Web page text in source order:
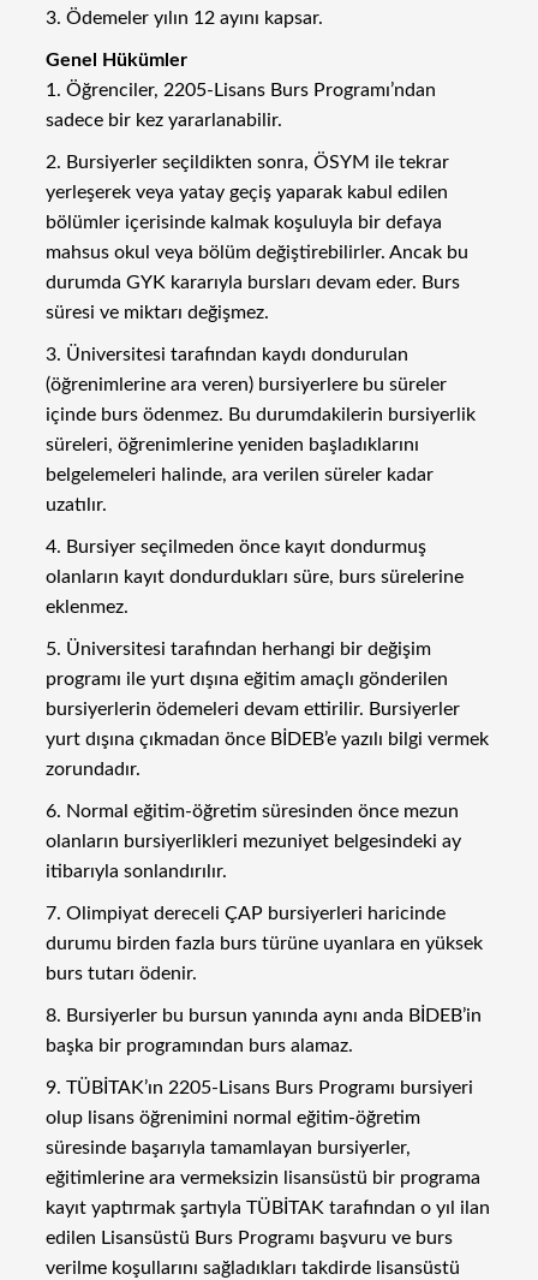
3. Ödemeler yılın 12 ayını kapsar.
Genel Hükümler
1. Öğrenciler, 2205-Lisans Burs Programı’ndan
sadece bir kez yararlanabilir.
2. Bursiyerler seçildikten sonra, ÖSYM ile tekrar
yerleşerek veya yatay geçiş yaparak kabul edilen
bölümler içerisinde kalmak koşuluyla bir defaya
mahsus okul veya bölüm değiştirebilirler. Ancak bu
durumda GYK kararıyla bursları devam eder. Burs
süresi ve miktarı değişmez.
3. Üniversitesi tarafından kaydı dondurulan
(öğrenimlerine ara veren) bursiyerlere bu süreler
içinde burs ödenmez. Bu durumdakilerin bursiyerlik
süreleri, öğrenimlerine yeniden başladıklarını
belgelemeleri halinde, ara verilen süreler kadar
uzatılır.
4. Bursiyer seçilmeden önce kayıt dondurmuş
olanların kayıt dondurdukları süre, burs sürelerine
eklenmez.
5. Üniversitesi tarafından herhangi bir değişim
programı ile yurt dışına eğitim amaçlı gönderilen
bursiyerlerin ödemeleri devam ettirilir. Bursiyerler
yurt dışına çıkmadan önce BİDEB’e yazılı bilgi vermek
zorundadır.
6. Normal eğitim-öğretim süresinden önce mezun
olanların bursiyerlikleri mezuniyet belgesindeki ay
itibarıyla sonlandırılır.
7. Olimpiyat dereceli ÇAP bursiyerleri haricinde
durumu birden fazla burs türüne uyanlara en yüksek
burs tutarı ödenir.
8. Bursiyerler bu bursun yanında aynı anda BİDEB’in
başka bir programından burs alamaz.
9. TÜBİTAK’ın 2205-Lisans Burs Programı bursiyeri
olup lisans öğrenimini normal eğitim-öğretim
süresinde başarıyla tamamlayan bursiyerler,
eğitimlerine ara vermeksizin lisansüstü bir programa
kayıt yaptırmak şartıyla TÜBİTAK tarafından o yıl ilan
edilen Lisansüstü Burs Programı başvuru ve burs
verilme koşullarını sağladıkları takdirde lisansüstü